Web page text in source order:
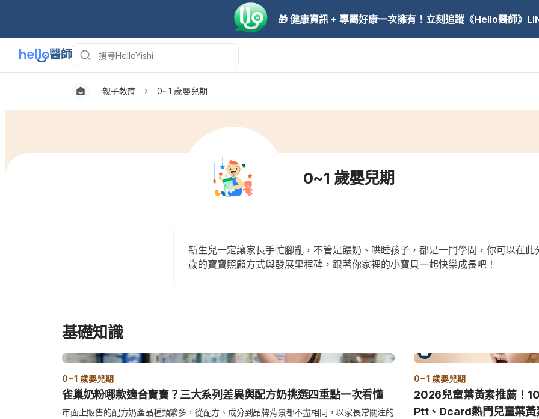
🎁 健康資訊 + 專屬好康一次擁有！立刻追蹤《Hello醫師》
親子教育 0~1 歲嬰兒期
0~1 歲嬰兒期
新生兒一定讓家長手忙腳亂，不管是餵奶、哄睡孩子，都是一門學問，你可以在
歲的寶寶照顧方式與發展里程碑，跟著你家裡的小寶貝一起快樂成長吧！
基礎知識
0~1 歲嬰兒期
雀巢奶粉哪款適合寶寶？三大系列差異與配方奶挑選四重點一次看懂
市面上販售的配方奶產品種類繁多，從配方、成分到品牌背景都不盡相同，以家長常關注的
0~1 歲嬰兒期
2026兒童葉黃素推薦！
Ptt、Dcard熱門兒童葉黃